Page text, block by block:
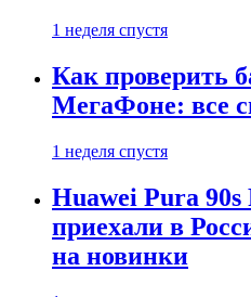
1 неделя спустя
Как проверить
МегаФоне: все
1 неделя спустя
Huawei Pura
приехали в
на новинки